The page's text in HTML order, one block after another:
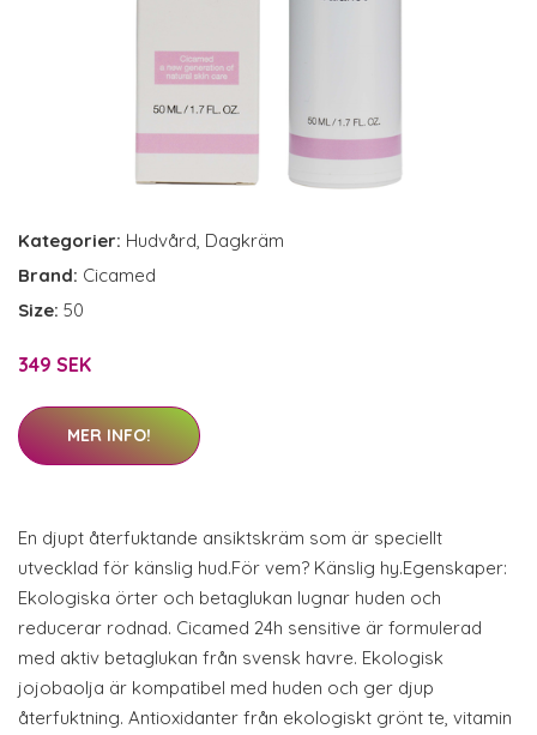
Kategorier: Hudvård, Dagkräm
Brand: Cicamed
Size: 50
349 SEK
MER INFO!
En djupt återfuktande ansiktskräm som är speciellt
utvecklad för känslig hud.För vem? Känslig hy.Egenskaper:
Ekologiska örter och betaglukan lugnar huden och
reducerar rodnad. Cicamed 24h sensitive är formulerad
med aktiv betaglukan från svensk havre. Ekologisk
jojobaolja är kompatibel med huden och ger djup
återfuktning. Antioxidanter från ekologiskt grönt te, vitamin